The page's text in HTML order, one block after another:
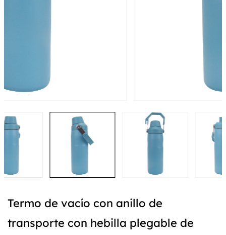
Termo de vacío con anillo de
transporte con hebilla plegable de